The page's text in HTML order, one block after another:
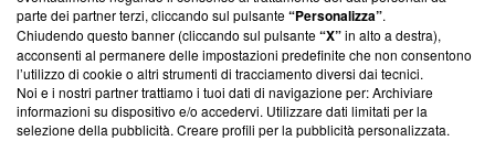
Su di noi
Team editoriale
Corporate
parte dei partner terzi, cliccando sul pulsante“Personalizza”.
Chiudendo questo banner (cliccando sul pulsante“X”in alto a destra),
acconsenti al permanere delle impostazioni predefinite che non consentono
l’utilizzo di cookie o altri strumenti di tracciamento diversi dai tecnici.
Noi e i nostri partner trattiamo i tuoi dati di navigazione per: Archiviare
informazioni su dispositivo e/o accedervi. Utilizzare dati limitati per la
selezione della pubblicità. Creare profili per la pubblicità personalizzata.